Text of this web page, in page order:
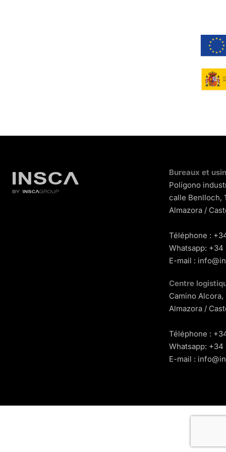
Bureaux et
Polígono
calle Benlloch,
Almazora /
Téléphone :
Whatsapp: +34
E-mail :
Centre
Camino Alcora,
Almazora /
Téléphone :
Whatsapp: +34
E-mail :